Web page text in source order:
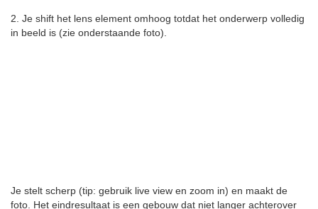
2. Je shift het lens element omhoog totdat het onderwerp volledig
in beeld is (zie onderstaande foto).
Je stelt scherp (tip: gebruik live view en zoom in) en maakt de
foto. Het eindresultaat is een gebouw dat niet langer achterover